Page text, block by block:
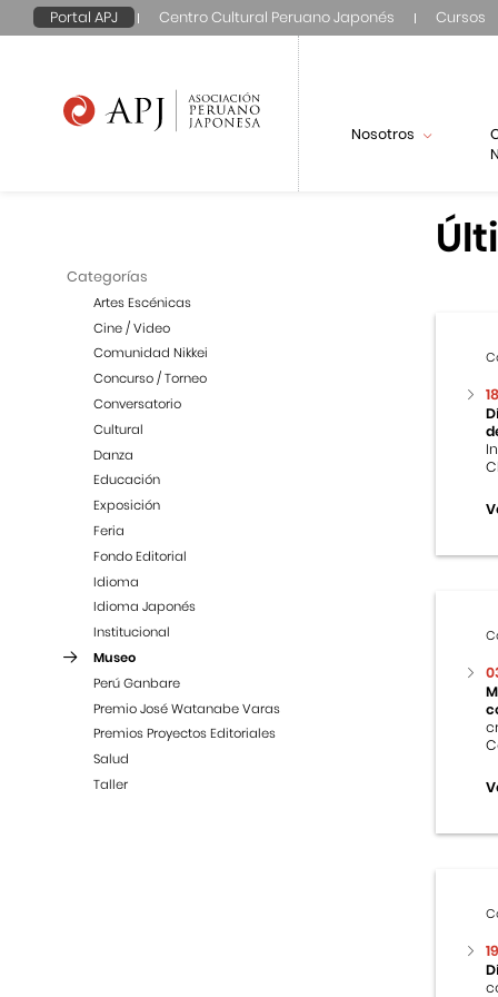
Portal APJ Centro Cultural Peruano Japonés Cursos
Nosotros
Categorías
Artes Escénicas
Cine / Video
Comunidad Nikkei
Concurso / Torneo
Conversatorio
Cultural
Danza
Educación
Exposición
Feria
Fondo Editorial
Idioma
Idioma Japonés
Institucional
Museo
Perú Ganbare
Premio José Watanabe Varas
Premios Proyectos Editoriales
Salud
Taller